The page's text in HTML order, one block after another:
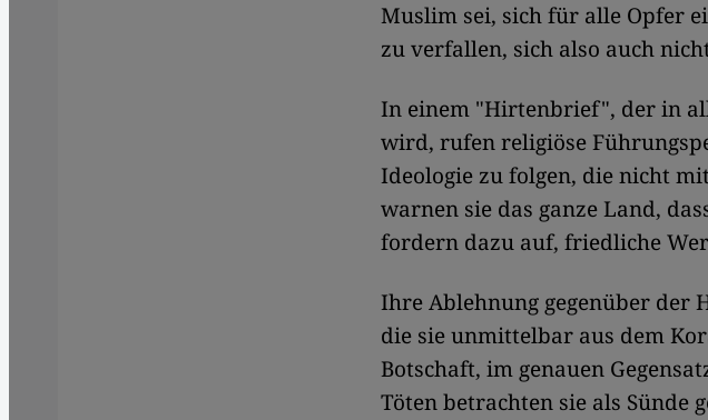
Muslim sei, sich für alle Opfer
zu verfallen, sich also auch
In einem "Hirtenbrief", der in
wird, rufen religiöse
Ideologie zu folgen, die nicht
warnen sie das ganze Land,
fordern dazu auf, friedliche
Ihre Ablehnung gegenüber der
die sie unmittelbar aus dem
Botschaft, im genauen
Töten betrachten sie als Sünde